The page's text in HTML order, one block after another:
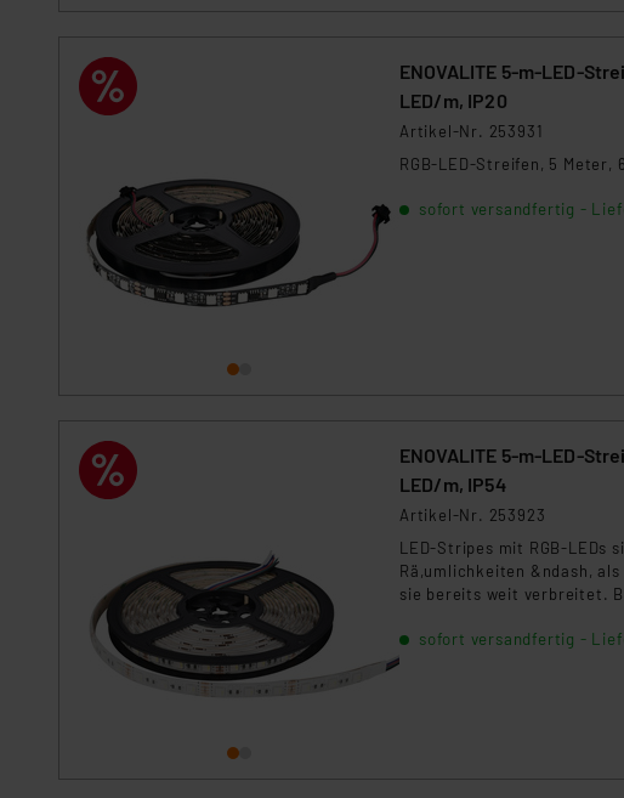
Für die USA besteht kein
Datenschutz nach EU-Standards
Daten in
Unsere Kooperation mit diesen
Daten, verbundenen Risiken.“
Impressum
ENOVALITE 5-m-LED-
LED/m, IP20
Artikel-Nr. 253931
RGB-LED-Streifen, 5
sofort versandfertig -
ENOVALITE 5-m-LED-
LED/m, IP54
Artikel-Nr. 253923
LED-Stripes mit RGB-LEDs
Rä,umlichkeiten &ndash,
sie bereits weit verbreitet.
Verfü,gung stehen.
sofort versandfertig -